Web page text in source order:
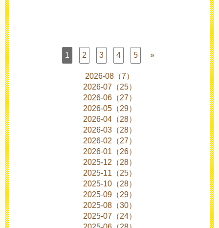
1 2 3 4 5 »
2026-08（7）
2026-07（25）
2026-06（27）
2026-05（29）
2026-04（28）
2026-03（28）
2026-02（27）
2026-01（26）
2025-12（28）
2025-11（25）
2025-10（28）
2025-09（29）
2025-08（30）
2025-07（24）